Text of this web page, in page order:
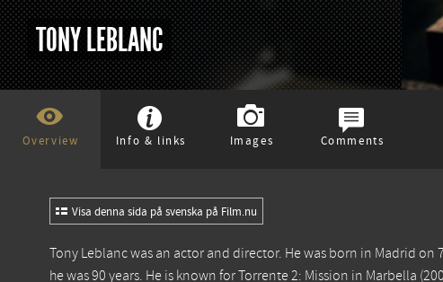
TONY LEBLANC
Overview Info & links Images Comments
Visa denna sida på svenska på Film.nu
Tony Leblanc was an actor and director. He was born in Madrid on
he was 90 years. He is known forTorrente 2: Mission in Marbella